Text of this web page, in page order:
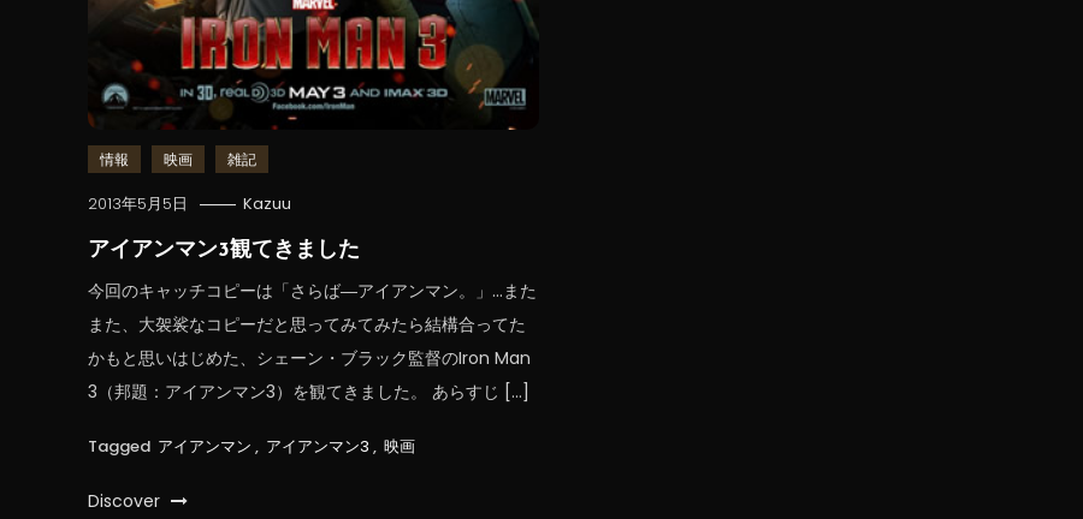
情報 映画 雑記
2013年5月5日 Kazuu
アイアンマン3観てきました
今回のキャッチコピーは「さらば―アイアンマン。」…また
また、大袈裟なコピーだと思ってみてみたら結構合ってた
かもと思いはじめた、シェーン・ブラック監督のIron Man
3（邦題：アイアンマン3）を観てきました。 あらすじ […]
Tagged アイアンマン , アイアンマン3 , 映画
Discover